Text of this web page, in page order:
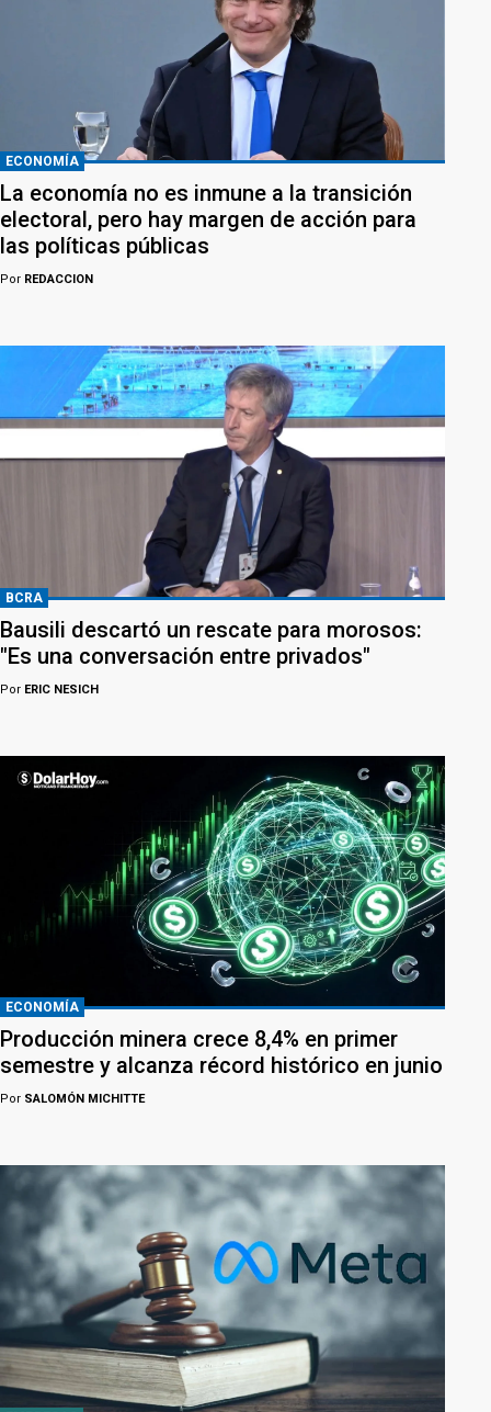
ECONOMÍA
La economía no es inmune a la transición
electoral, pero hay margen de acción para
las políticas públicas
Por REDACCION
BCRA
Bausili descartó un rescate para morosos:
"Es una conversación entre privados"
Por ERIC NESICH
ECONOMÍA
Producción minera crece 8,4% en primer
semestre y alcanza récord histórico en junio
Por SALOMÓN MICHITTE